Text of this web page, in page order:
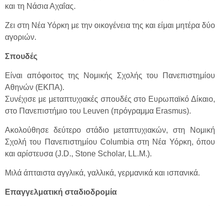
και τη Νάσια Αχαΐας.
Ζει στη Νέα Υόρκη με την οικογένεια της και είμαι μητέρα δύο
αγοριών.
Σπουδές
Είναι απόφοιτος της Νομικής Σχολής του Πανεπιστημίου
Αθηνών (ΕΚΠΑ).
Συνέχισε με μεταπτυχιακές σπουδές στο Ευρωπαϊκό Δίκαιο,
στο Πανεπιστήμιο του Leuven (πρόγραμμα Erasmus).
Ακολούθησε δεύτερο στάδιο μεταπτυχιακών, στη Νομική
Σχολή του Πανεπιστημίου Columbia στη Νέα Υόρκη, όπου
και αρίστευσα (J.D., Stone Scholar, LL.M.).
Μιλά άπταιστα αγγλικά, γαλλικά, γερμανικά και ισπανικά.
Επαγγελματική σταδιοδρομία